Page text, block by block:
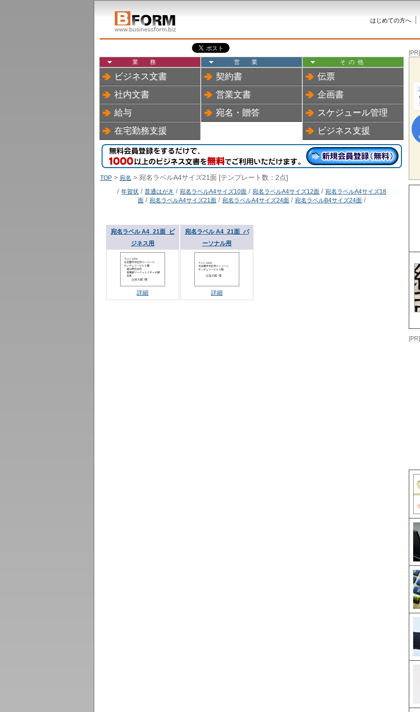
はじめての方へ
業務
ビジネス文書
社内文書
給与
在宅勤務支援
営業
契約書
営業文書
宛名・贈答
その他
伝票
企画書
スケジュール管理
ビジネス支援
TOP > 宛名 > 宛名ラベルA4サイズ21面 [テンプレート数：2点]
/年賀状 /普通はがき /宛名ラベルA4サイズ10面 /宛名ラベルA4サイズ12面 /宛名ラベルA4サイズ18
面 /宛名ラベルA4サイズ21面 /宛名ラベルA4サイズ24面 /宛名ラベルB4サイズ24面 /
宛名ラベル A4_21面_ビ
ジネス用
宛名ラベル A4_21面_パ
ーソナル用
詳細 詳細
[PR]
[PR]